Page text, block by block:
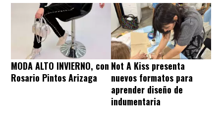
MODA ALTO INVIERNO, con
Rosario Pintos Arizaga
Not A Kiss presenta
nuevos formatos para
aprender diseño de
indumentaria